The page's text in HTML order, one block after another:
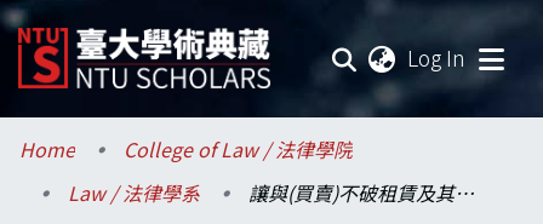
Log In
Communities & Collections
Research Outputs
Home
College of Law / 法律學院
Law / 法律學系
讓與(買賣)不破租賃及其類推適用：長期投資保障觀點之分析